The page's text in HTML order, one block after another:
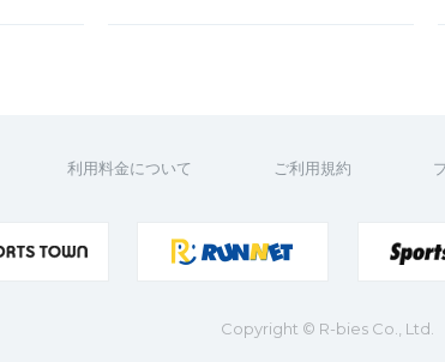
利用料金について ご利用規約
Copyright © R-bies Co.,